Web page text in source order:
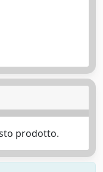
prodotto.